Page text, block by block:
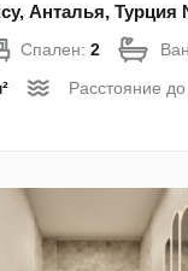
Анталья, Турция
Спален:2
Расстояние